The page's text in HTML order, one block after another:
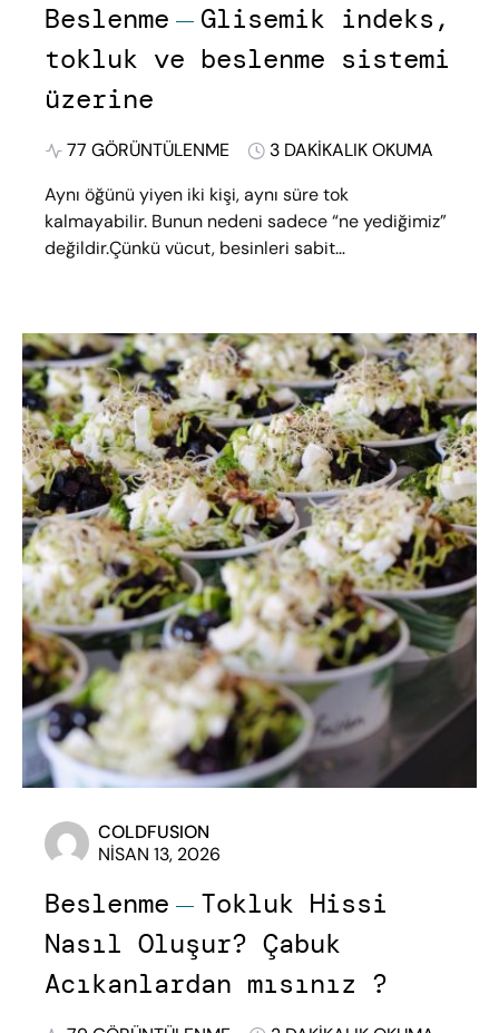
Beslenme
Glisemik indeks,
tokluk ve beslenme sistemi
üzerine
77 GÖRÜNTÜLENME
3 DAKIKALIK OKUMA
Aynı öğünü yiyen iki kişi, aynı süre tok
kalmayabilir. Bunun nedeni sadece “ne yediğimiz”
değildir.Çünkü vücut, besinleri sabit…
COLDFUSION
NISAN 13, 2026
Beslenme
Tokluk Hissi
Nasıl Oluşur? Çabuk
Acıkanlardan mısınız ?